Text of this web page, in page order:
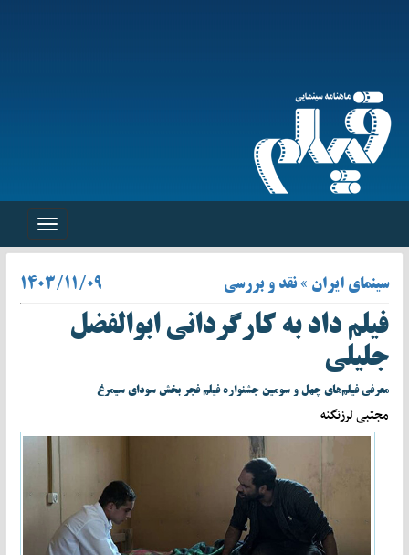
Toggle
سینمای ایران » نقد و بررسی ۱۴۰۳/۱۱/۰۹
فیلم داد به کارگردانی ابوالفضل
جلیلی
معرفی فیلم‌های چهل و سومین جشنواره فیلم فجر بخش سودای سیمرغ
مجتبی لرزنگنه